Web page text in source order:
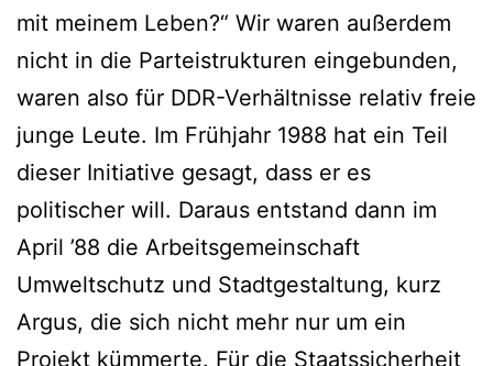
mit meinem Leben?“ Wir waren außerdem
nicht in die Parteistrukturen eingebunden,
waren also für DDR-Verhältnisse relativ freie
junge Leute. Im Frühjahr 1988 hat ein Teil
dieser Initiative gesagt, dass er es
politischer will. Daraus entstand dann im
April ’88 die Arbeitsgemeinschaft
Umweltschutz und Stadtgestaltung, kurz
Argus, die sich nicht mehr nur um ein
Projekt kümmerte. Für die Staatssicherheit